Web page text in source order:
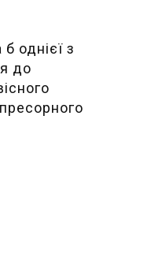
однієї з
до